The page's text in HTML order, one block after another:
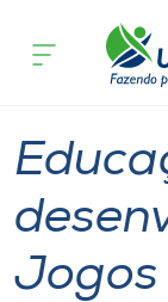
Cursos
Pesquisa
Atendimento
acontece
Jogos